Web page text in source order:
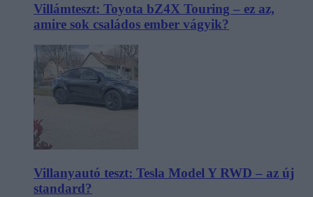
Villámteszt: Toyota bZ4X Touring – ez az,
amire sok családos ember vágyik?
Villanyautó teszt: Tesla Model Y RWD – az új
standard?